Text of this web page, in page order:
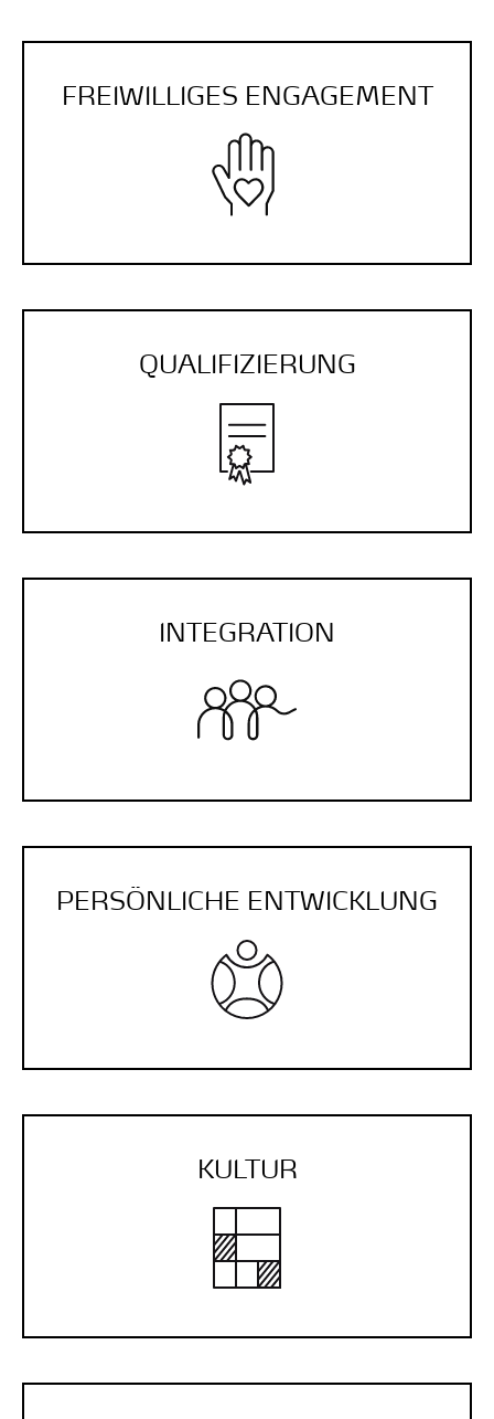
FREI­WILLIGES ENGAGE­MENT
QUALI­FIZIERUNG
INTEGRATION
PERSÖNLICHE ENTWICKLUNG
KULTUR